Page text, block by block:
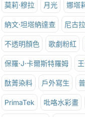
莫莉·穆拉 月光 娜塔
納文·坦塔納達查 尼古
不透明顏色 歌劇粉紅
保羅·J·卡爾斯特羅姆
酞菁染料 戶外寫生
PrimaTek 吡咯水彩畫